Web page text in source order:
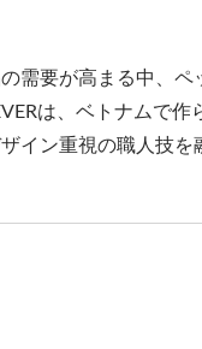
需要が高まる中、
は、ベトナムで
イン重視の職人技を
シェー
スチ